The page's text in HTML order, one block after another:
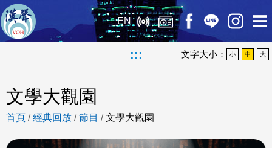
EN
::: 文字大小： 小 中 大
文學大觀園
首頁 /經典回放 /節目 /文學大觀園